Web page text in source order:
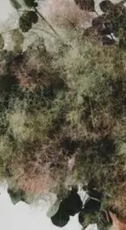
Nem tudo o que sentes é teu. E isso
muita coisa.
23 MAIO, 2026